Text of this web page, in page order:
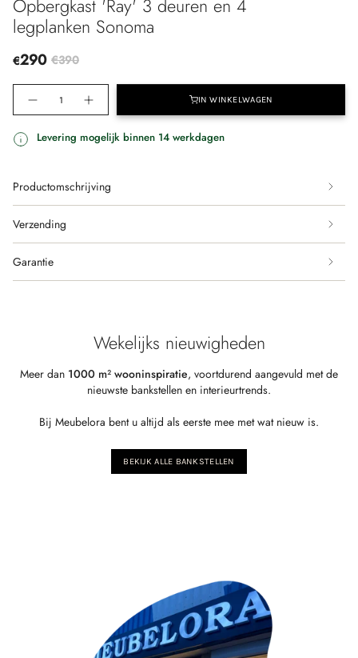
Opbergkast 'Ray' 3 deuren en 4
legplanken Sonoma
€290 €390
Translation
missing:
nl.products.product.quantity
Translation
missing:
nl.products.product.quantity.decrease
verhogen
Opbergkast
'Ray'
3
legplanken
Sonoma"
IN WINKELWAGEN
Levering mogelijk binnen 14 werkdagen
Productomschrijving
Verzending
Garantie
Wekelijks nieuwigheden
Meer dan 1000 m² wooninspiratie, voortdurend aangevuld met de
nieuwste bankstellen en interieurtrends.
Bij Meubelora bent u altijd als eerste mee met wat nieuw is.
BEKIJK ALLE BANKSTELLEN